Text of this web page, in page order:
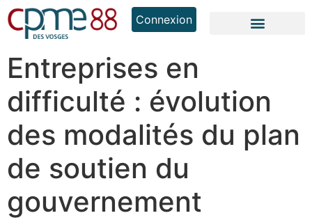
Connexion
Entreprises en
difficulté : évolution
des modalités du plan
de soutien du
gouvernement